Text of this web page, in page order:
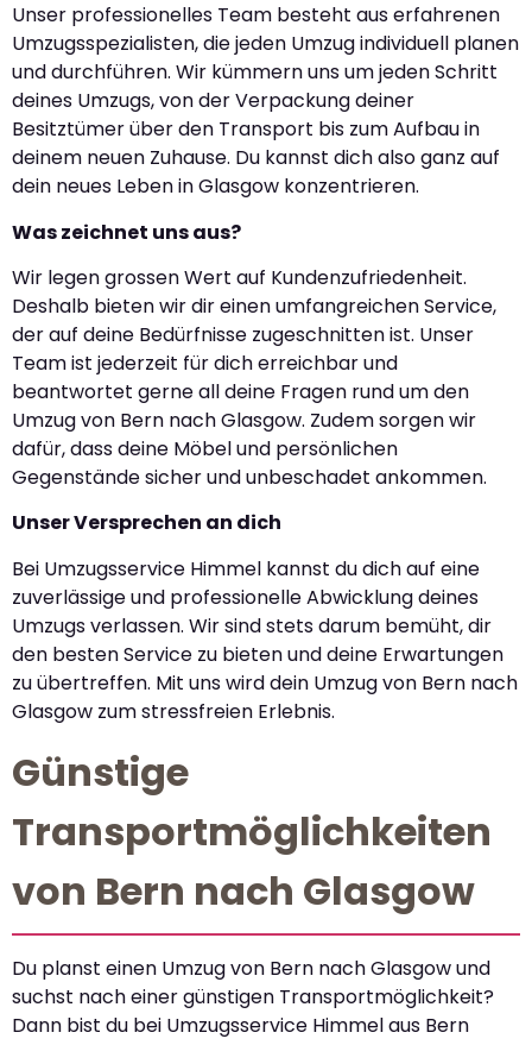
Unser professionelles Team besteht aus erfahrenen
Umzugsspezialisten, die jeden Umzug individuell planen
und durchführen. Wir kümmern uns um jeden Schritt
deines Umzugs, von der Verpackung deiner
Besitztümer über den Transport bis zum Aufbau in
deinem neuen Zuhause. Du kannst dich also ganz auf
dein neues Leben in Glasgow konzentrieren.
Was zeichnet uns aus?
Wir legen grossen Wert auf Kundenzufriedenheit.
Deshalb bieten wir dir einen umfangreichen Service,
der auf deine Bedürfnisse zugeschnitten ist. Unser
Team ist jederzeit für dich erreichbar und
beantwortet gerne all deine Fragen rund um den
Umzug von Bern nach Glasgow. Zudem sorgen wir
dafür, dass deine Möbel und persönlichen
Gegenstände sicher und unbeschadet ankommen.
Unser Versprechen an dich
Bei Umzugsservice Himmel kannst du dich auf eine
zuverlässige und professionelle Abwicklung deines
Umzugs verlassen. Wir sind stets darum bemüht, dir
den besten Service zu bieten und deine Erwartungen
zu übertreffen. Mit uns wird dein Umzug von Bern nach
Glasgow zum stressfreien Erlebnis.
Günstige
Transportmöglichkeiten
von Bern nach Glasgow
Du planst einen Umzug von Bern nach Glasgow und
suchst nach einer günstigen Transportmöglichkeit?
Dann bist du bei Umzugsservice Himmel aus Bern